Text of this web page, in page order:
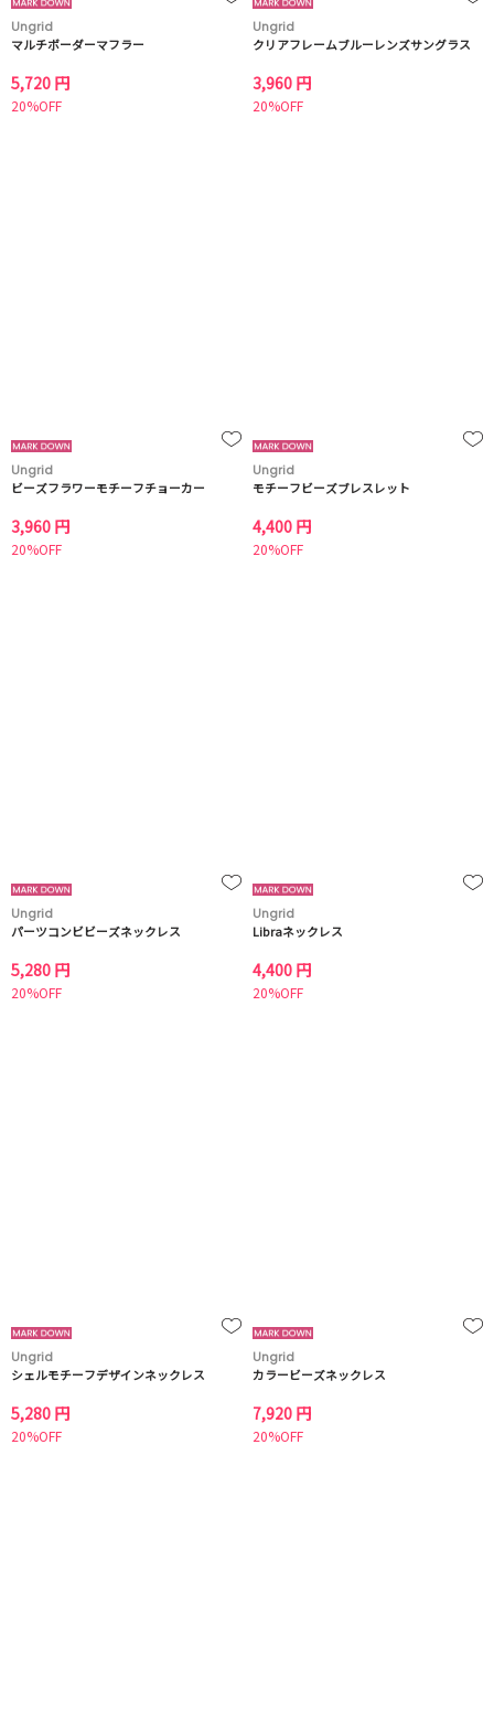
Ungrid
マルチボーダーマフラー
5,720 円
20%OFF
Ungrid
クリアフレームブルーレンズサングラス
3,960 円
20%OFF
Ungrid
ビーズフラワーモチーフチョーカー
3,960 円
20%OFF
Ungrid
モチーフビーズブレスレット
4,400 円
20%OFF
Ungrid
パーツコンビビーズネックレス
5,280 円
20%OFF
Ungrid
Libraネックレス
4,400 円
20%OFF
Ungrid
シェルモチーフデザインネックレス
5,280 円
20%OFF
Ungrid
カラービーズネックレス
7,920 円
20%OFF